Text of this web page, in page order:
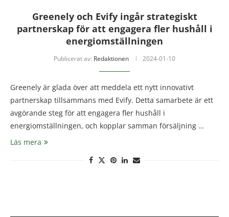
Greenely och Evify ingår strategiskt
partnerskap för att engagera fler hushåll i
energiomställningen
Publicerat av: Redaktionen 2024-01-10
Greenely är glada över att meddela ett nytt innovativt
partnerskap tillsammans med Evify. Detta samarbete är ett
avgörande steg för att engagera fler hushåll i
energiomställningen, och kopplar samman försäljning …
Läs mera